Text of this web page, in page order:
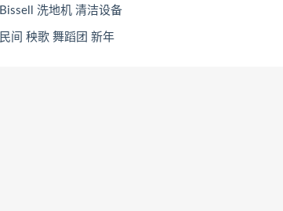
Bissell 洗地机 清洁设备
民间 秧歌 舞蹈团 新年